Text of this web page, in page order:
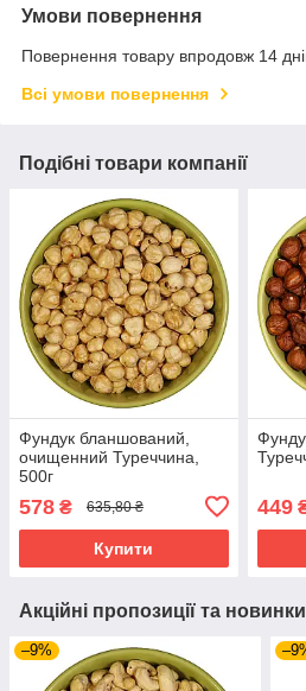
Умови повернення
Повернення товару впродовж 14
Всі умови повернення
Подібні товари компанії
Фундук бланшований,
очищенний Туреччина,
500г
578 ₴ 635,80 ₴
Купити
449
Акційні пропозиції та новинки
–9%